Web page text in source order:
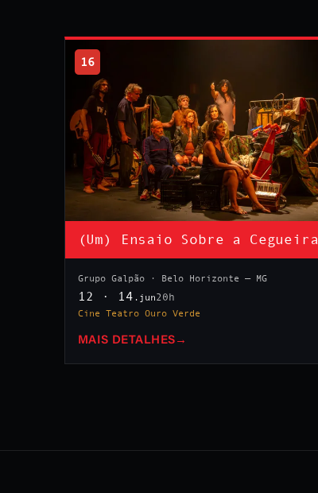
16
(Um) Ensaio Sobre a Cegueira
Grupo Galpão · Belo Horizonte — MG
12 · 14 .jun20h
Cine Teatro Ouro Verde
MAIS DETALHES →